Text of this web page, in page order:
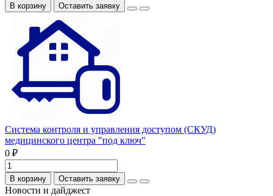
В корзину Оставить заявку
Система контроля и управления доступом (СКУД)
медицинского центра "под ключ"
0 ₽
В корзину Оставить заявку
Новости и дайджест